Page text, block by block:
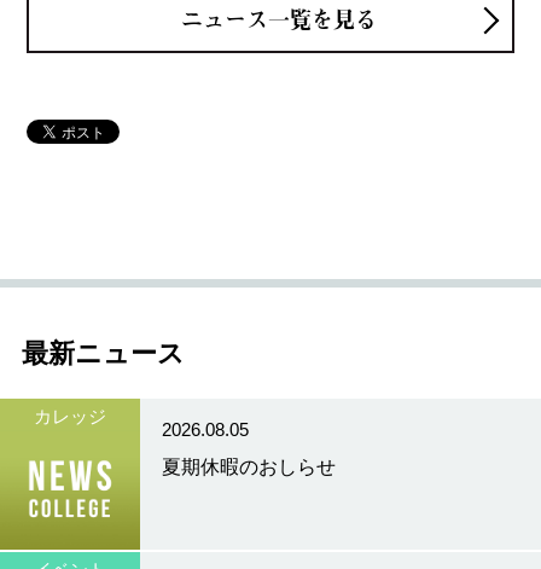
ニュース一覧を見る
最新ニュース
カレッジ
2026.08.05
夏期休暇のおしらせ